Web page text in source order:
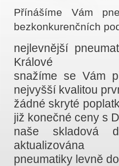
Přínášíme Vám
bezkonkurenčních
nejlevnější
Králové
snažíme se Vám
nejvyšší kvalitou
žádné skryté
již konečné ceny s
naše skladová
aktualizována
pneumatiky levně